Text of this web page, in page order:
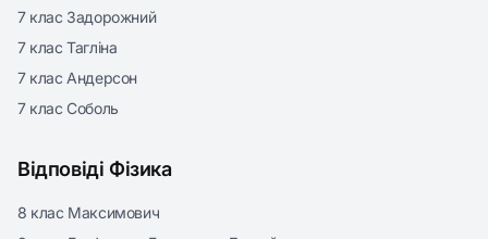
7 клас Задорожний
7 клас Тагліна
7 клас Андерсон
7 клас Соболь
Відповіді Фізика
8 клас Максимович